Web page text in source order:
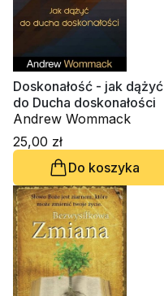
Doskonałość - jak dążyć
do Ducha doskonałości
Andrew Wommack
25,00 zł
Do koszyka